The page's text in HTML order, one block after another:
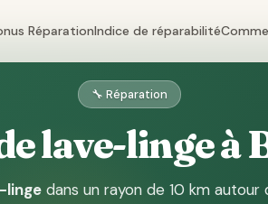
RéparationIndice de réparabilité
🔧 Réparation
lave-linge à
linge dans un rayon de 10 km